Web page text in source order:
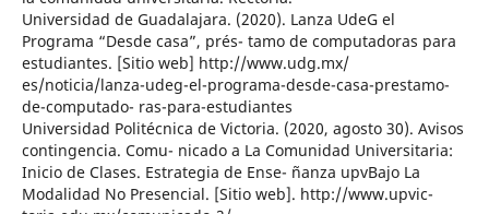
Universidad de Guadalajara. (2020). Lanza UdeG el
Programa “Desde casa”, prés- tamo de computadoras para
estudiantes. [Sitio web] http://www.udg.mx/
es/noticia/lanza-udeg-el-programa-desde-casa-prestamo-
de-computado- ras-para-estudiantes
Universidad Politécnica de Victoria. (2020, agosto 30). Avisos
contingencia. Comu- nicado a La Comunidad Universitaria:
Inicio de Clases. Estrategia de Ense- ñanza upvBajo La
Modalidad No Presencial. [Sitio web]. http://www.upvic-